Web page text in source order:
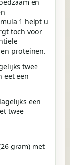
en
1 helpt u
toch voor
proteinen.
twee
eet een
een
twee
gram) met